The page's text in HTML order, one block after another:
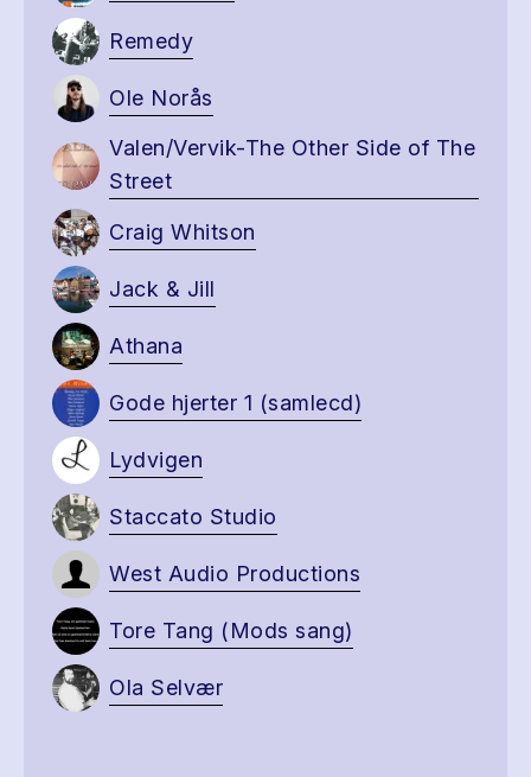
Remedy
Ole Norås
Valen/Vervik-The Other Side of The
Street
Craig Whitson
Jack & Jill
Athana
Gode hjerter 1 (samlecd)
Lydvigen
Staccato Studio
West Audio Productions
Tore Tang (Mods sang)
Ola Selvær